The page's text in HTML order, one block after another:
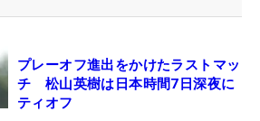
プレーオフ進出をかけたラストマッ
チ 松山英樹は日本時間7日深夜に
ティオフ